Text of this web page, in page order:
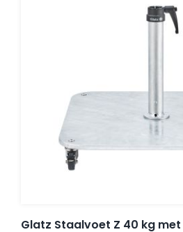
Glatz Staalvoet Z 40 kg